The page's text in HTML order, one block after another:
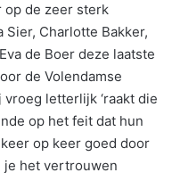
op de zeer sterk
Charlotte Bakker,
de Boer deze laatste
de Volendamse
letterlijk ‘raakt die
op het feit dat hun
op keer goed door
je het vertrouwen